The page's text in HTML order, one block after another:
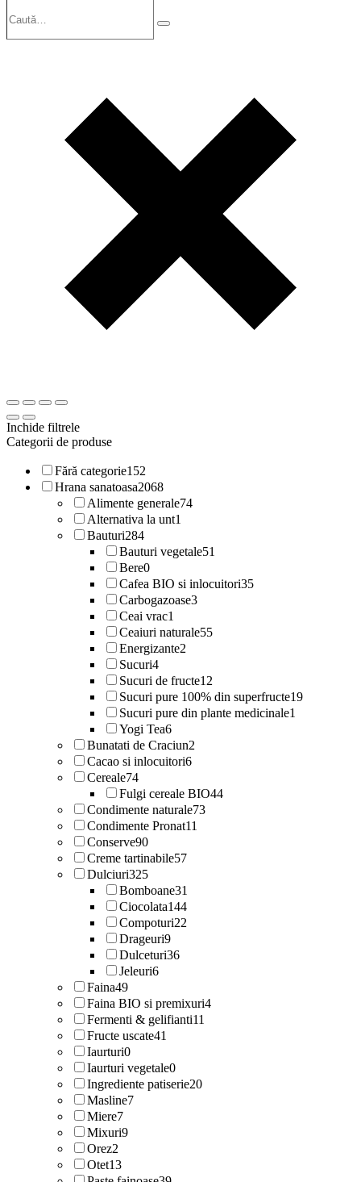
Search
Inchide filtrele
Categorii de produse
Fără categorie152
Hrana sanatoasa2068
Alimente generale74
Alternativa la unt1
Bauturi284
Bauturi vegetale51
Bere0
Cafea BIO si inlocuitori35
Carbogazoase3
Ceai vrac1
Ceaiuri naturale55
Energizante2
Sucuri4
Sucuri de fructe12
Sucuri pure 100% din superfructe19
Sucuri pure din plante medicinale1
Yogi Tea6
Bunatati de Craciun2
Cacao si inlocuitori6
Cereale74
Fulgi cereale BIO44
Condimente naturale73
Condimente Pronat11
Conserve90
Creme tartinabile57
Dulciuri325
Bomboane31
Ciocolata144
Compoturi22
Drageuri9
Dulceturi36
Jeleuri6
Faina49
Faina BIO si premixuri4
Fermenti & gelifianti11
Fructe uscate41
Iaurturi0
Iaurturi vegetale0
Ingrediente patiserie20
Masline7
Miere7
Mixuri9
Orez2
Otet13